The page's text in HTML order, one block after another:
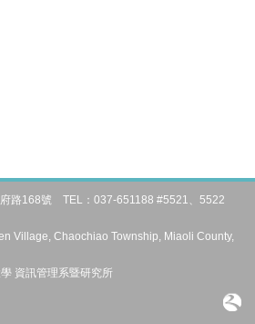
府路168號 TEL：037-651188 #5521、5522
Village, Chaochiao Township, Miaoli County,
資訊管理系暨研究所